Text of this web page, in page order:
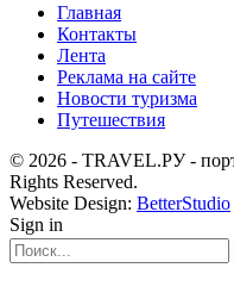
Главная
Контакты
Лента
Реклама на сайте
Новости туризма
Путешествия
© 2026 - TRAVEL.РУ -
Rights Reserved.
Website Design: BetterStudio
Sign in